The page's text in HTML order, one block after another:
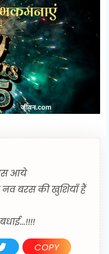
आये
बरस की खुशियाँ हैं
COPY